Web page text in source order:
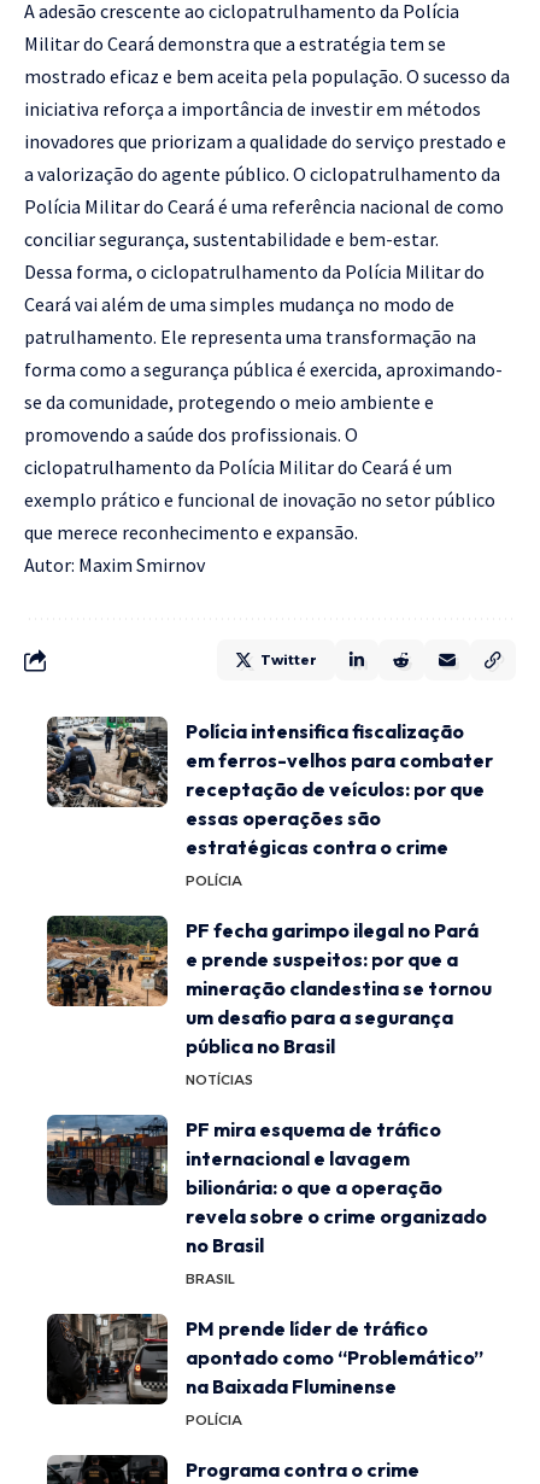
A adesão crescente ao ciclopatrulhamento da Polícia
Militar do Ceará demonstra que a estratégia tem se
mostrado eficaz e bem aceita pela população. O sucesso da
iniciativa reforça a importância de investir em métodos
inovadores que priorizam a qualidade do serviço prestado e
a valorização do agente público. O ciclopatrulhamento da
Polícia Militar do Ceará é uma referência nacional de como
conciliar segurança, sustentabilidade e bem-estar.
Dessa forma, o ciclopatrulhamento da Polícia Militar do
Ceará vai além de uma simples mudança no modo de
patrulhamento. Ele representa uma transformação na
forma como a segurança pública é exercida, aproximando-
se da comunidade, protegendo o meio ambiente e
promovendo a saúde dos profissionais. O
ciclopatrulhamento da Polícia Militar do Ceará é um
exemplo prático e funcional de inovação no setor público
que merece reconhecimento e expansão.
Autor: Maxim Smirnov
Twitter
Polícia intensifica fiscalização
em ferros-velhos para combater
receptação de veículos: por que
essas operações são
estratégicas contra o crime
POLÍCIA
PF fecha garimpo ilegal no Pará
e prende suspeitos: por que a
mineração clandestina se tornou
um desafio para a segurança
pública no Brasil
NOTÍCIAS
PF mira esquema de tráfico
internacional e lavagem
bilionária: o que a operação
revela sobre o crime organizado
no Brasil
BRASIL
PM prende líder de tráfico
apontado como “Problemático”
na Baixada Fluminense
POLÍCIA
Programa contra o crime